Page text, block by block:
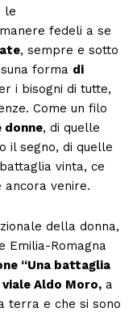
le
fedeli a se
, sempre e sotto
forma di
i bisogni di tutte,
Come un filo
donne, di quelle
il segno, di quelle
vinta, ce
ancora venire.
della donna,
Emilia-Romagna
“Una battaglia
Aldo Moro, a
terra e che si sono